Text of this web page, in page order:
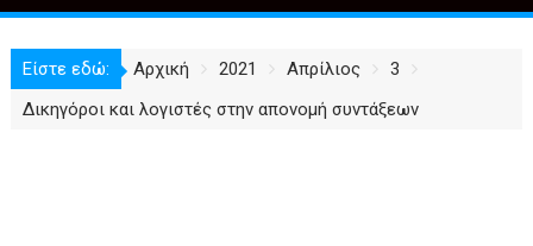
Είστε εδώ: Αρχική 2021 Απρίλιος
3
Δικηγόροι και λογιστές στην απονομή συντάξεων